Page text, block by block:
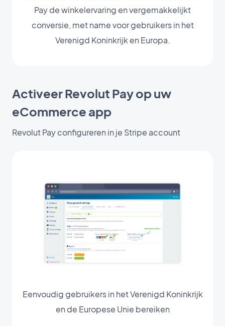
Pay de winkelervaring en vergemakkelijkt
conversie, met name voor gebruikers in het
Verenigd Koninkrijk en Europa.
Activeer Revolut Pay op uw
eCommerce app
Revolut Pay configureren in je Stripe account
Eenvoudig gebruikers in het Verenigd Koninkrijk
en de Europese Unie bereiken